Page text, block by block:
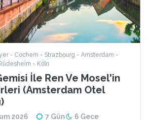
- Cochem - Strazbourg - Amsterdam -
- Köln
İle Ren Ve Mosel'in
(Amsterdam Otel
2026 7 Gün 6 Gece